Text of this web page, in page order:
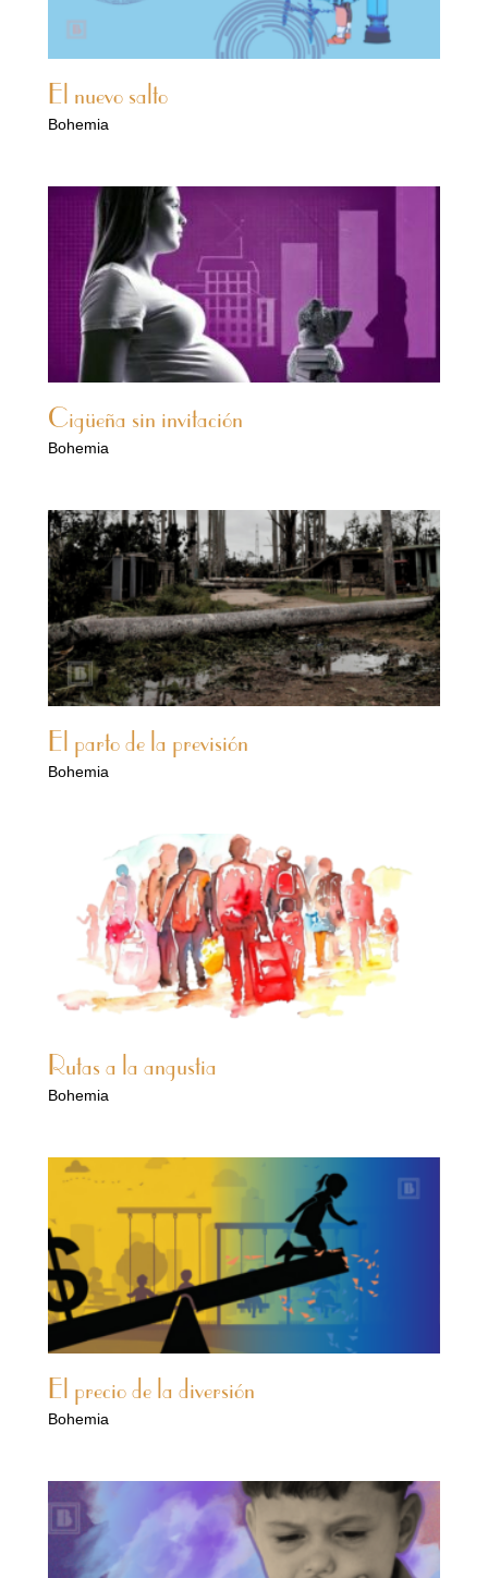
El nuevo salto
Bohemia
Cigüeña sin invitación
Bohemia
El parto de la previsión
Bohemia
Rutas a la angustia
Bohemia
El precio de la diversión
Bohemia